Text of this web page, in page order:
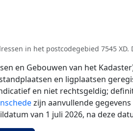
in het postcodegebied 7545
en Gebouwen van het
en ligplaatsen
en niet rechtsgeldig;
zijn aanvullende
van 1 juli 2026, na deze